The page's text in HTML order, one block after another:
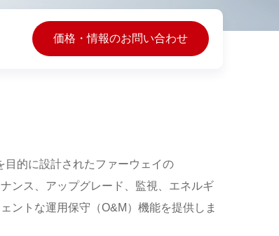
価格・情報のお問い合わせ
的に設計されたファーウェイの
ンス、アップグレード、監視、エネルギ
ントな運用保守（O&M）機能を提供しま